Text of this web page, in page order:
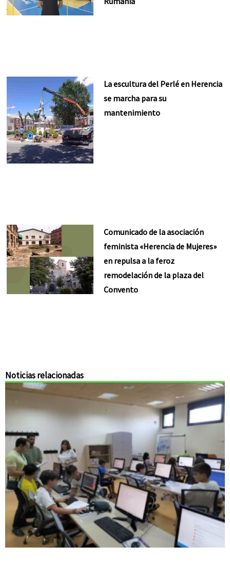
La escultura del Perlé en Herencia
se marcha para su
mantenimiento
Comunicado de la asociación
feminista «Herencia de Mujeres»
en repulsa a la feroz
remodelación de la plaza del
Convento
Noticias relacionadas